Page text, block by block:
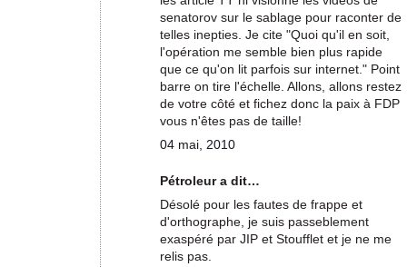
senatorov sur le sablage pour raconter de
telles inepties. Je cite "Quoi qu'il en soit,
l'opération me semble bien plus rapide
que ce qu'on lit parfois sur internet." Point
barre on tire l'échelle. Allons, allons restez
de votre côté et fichez donc la paix à FDP
vous n'êtes pas de taille!
04 mai, 2010
Pétroleur a dit…
Désolé pour les fautes de frappe et
d'orthographe, je suis passeblement
exaspéré par JIP et Stoufflet et je ne me
relis pas.